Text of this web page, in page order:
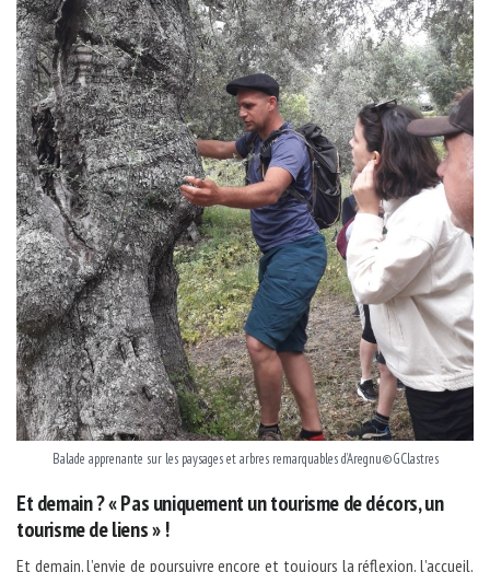
Balade apprenante sur les paysages et arbres remarquables d’Aregnu©GClastres
Et demain ? « Pas uniquement un tourisme de décors, un
tourisme de liens » !
Et demain, l’envie de poursuivre encore et toujours la réflexion, l’accueil,